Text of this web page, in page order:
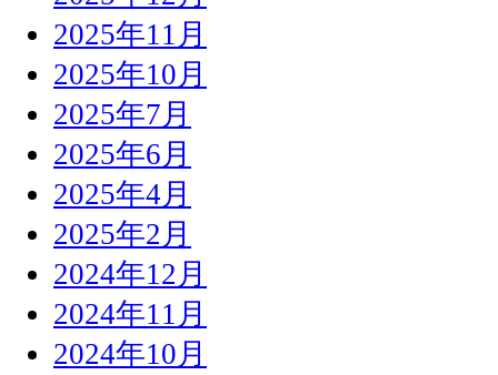
2025年11月
2025年10月
2025年7月
2025年6月
2025年4月
2025年2月
2024年12月
2024年11月
2024年10月